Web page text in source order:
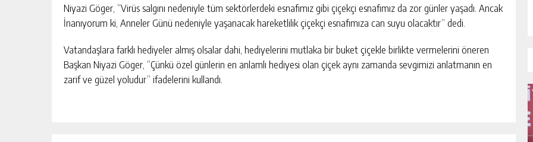
Niyazi Göger, “Virüs salgını nedeniyle tüm sektörlerdeki esnafımız gibi çiçekçi esnafımız da zor günler yaşadı. Ancak
İnanıyorum ki, Anneler Günü nedeniyle yaşanacak hareketlilik çiçekçi esnafımıza can suyu olacaktır” dedi.
Vatandaşlara farklı hediyeler almış olsalar dahi, hediyelerini mutlaka bir buket çiçekle birlikte vermelerini öneren
Başkan Niyazi Göger, “Çünkü özel günlerin en anlamlı hediyesi olan çiçek aynı zamanda sevgimizi anlatmanın en
zarif ve güzel yoludur” ifadelerini kullandı.